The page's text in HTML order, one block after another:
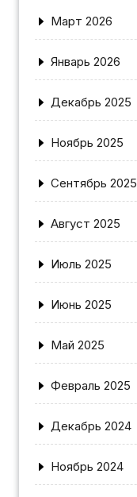
Март 2026
Январь 2026
Декабрь 2025
Ноябрь 2025
Сентябрь 2025
Август 2025
Июль 2025
Июнь 2025
Май 2025
Февраль 2025
Декабрь 2024
Ноябрь 2024